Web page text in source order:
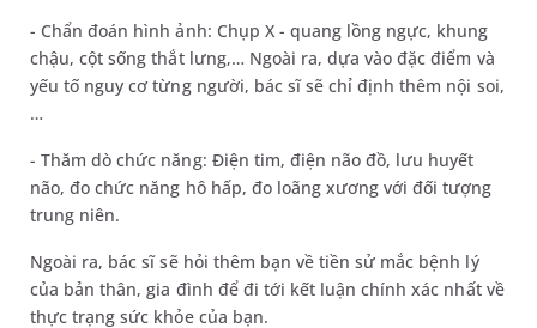
- Chẩn đoán hình ảnh: Chụp X - quang lồng ngực, khung
chậu, cột sống thắt lưng,… Ngoài ra, dựa vào đặc điểm và
yếu tố nguy cơ từng người, bác sĩ sẽ chỉ định thêm nội soi,
…
- Thăm dò chức năng: Điện tim, điện não đồ, lưu huyết
não, đo chức năng hô hấp, đo loãng xương với đối tượng
trung niên.
Ngoài ra, bác sĩ sẽ hỏi thêm bạn về tiền sử mắc bệnh lý
của bản thân, gia đình để đi tới kết luận chính xác nhất về
thực trạng sức khỏe của bạn.